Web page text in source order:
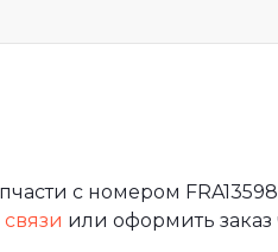
с номером
или оформить заказ